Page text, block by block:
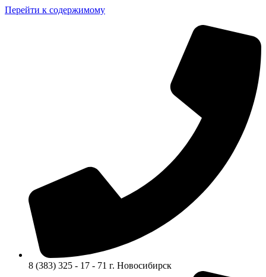
Перейти к содержимому
8 (383) 325 - 17 - 71 г. Новосибирск